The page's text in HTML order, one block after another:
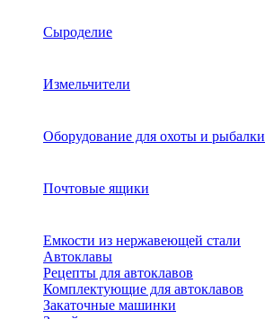
Сыроделие
Измельчители
Оборудование для охоты и рыбалки
Почтовые ящики
Емкости из нержавеющей стали
Автоклавы
Рецепты для автоклавов
Комплектующие для автоклавов
Закаточные машинки